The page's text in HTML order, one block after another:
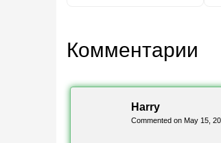
Комментарии
Harry
Commented on May 15,